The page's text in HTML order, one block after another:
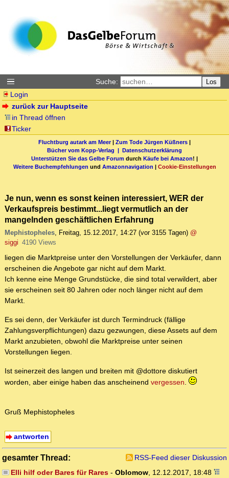
Suche: Los
Login
zurück zur Hauptseite
in Thread öffnen
Ticker
Fluchtburg autark am Meer| Zum Tode Jürgen Küßners |
Bücher vom Kopp-Verlag | Datenschutzerklärung
Unterstützen Sie das Gelbe Forum durch Käufe bei Amazon! |
Weitere Buchempfehlungen und Amazonnavigation | Cookie-Einstellungen
Je nun, wenn es sonst keinen interessiert, WER der
Verkaufspreis bestimmt...liegt vermutlich an der
mangelnden geschäftlichen Erfahrung
Mephistopheles, Freitag, 15.12.2017, 14:27 (vor 3155 Tagen) @
siggi 4190 Views
liegen die Marktpreise unter den Vorstellungen der Verkäufer, dann
erscheinen die Angebote gar nicht auf dem Markt.
Ich kenne eine Menge Grundstücke, die sind total verwildert, aber
sie erscheinen seit 80 Jahren oder noch länger nicht auf dem
Markt.
Es sei denn, der Verkäufer ist durch Termindruck (fällige
Zahlungsverpflichtungen) dazu gezwungen, diese Assets auf dem
Markt anzubieten, obwohl die Marktpreise unter seinen
Vorstellungen liegen.
Ist seinerzeit des langen und breiten mit @dottore diskutiert
worden, aber einige haben das anscheinend vergessen.
Gruß Mephistopheles
antworten
gesamter Thread:
RSS-Feed dieser Diskussion
Elli hilf oder Bares für Rares- Oblomow, 12.12.2017, 18:48